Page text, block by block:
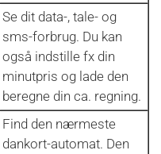
Se dit data-, tale- og
sms-forbrug. Du kan
også indstille fx din
minutpris og lade den
beregne din ca. regning.
Find den nærmeste
dankort-automat. Den